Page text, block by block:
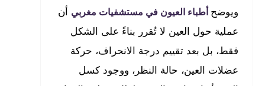
ويوضح أطباء العيون في مستشفيات مغربي
أن
عملية حول العين لا تُقرر بناءً على الشكل
فقط، بل بعد تقييم درجة الانحراف، حركة
عضلات العين، حالة النظر، ووجود كسل